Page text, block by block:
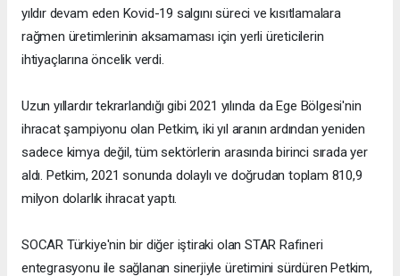
yıldır devam eden Kovid-19 salgını süreci ve kısıtlamalara
rağmen üretimlerinin aksamaması için yerli üreticilerin
ihtiyaçlarına öncelik verdi.
Uzun yıllardır tekrarlandığı gibi 2021 yılında da Ege Bölgesi'nin
ihracat şampiyonu olan Petkim, iki yıl aranın ardından yeniden
sadece kimya değil, tüm sektörlerin arasında birinci sırada yer
aldı. Petkim, 2021 sonunda dolaylı ve doğrudan toplam 810,9
milyon dolarlık ihracat yaptı.
SOCAR Türkiye'nin bir diğer iştiraki olan STAR Rafineri
entegrasyonu ile sağlanan sinerjiyle üretimini sürdüren Petkim,